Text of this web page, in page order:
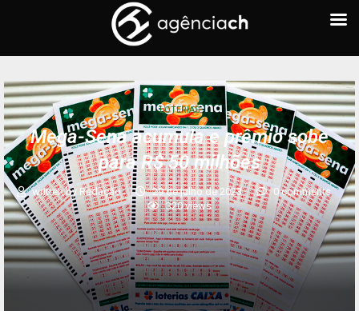
LOTERIAS
Mega-Sena acumula e prêmio sobe
para R$ 50 milhões
written by Redação 29 de julho de 2023
0 comments
320views